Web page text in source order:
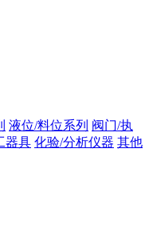
液位/料位系列 阀门/执
器具 化验/分析仪器 其他